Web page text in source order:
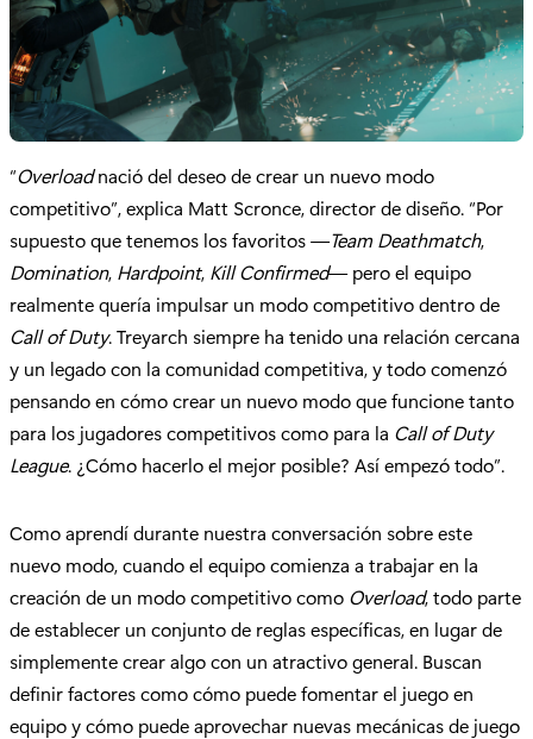
“Overloadnació del deseo de crear un nuevo modo
competitivo”, explica Matt Scronce, director de diseño. “Por
supuesto que tenemos los favoritos —Team Deathmatch,
Domination, Hardpoint, Kill Confirmed— pero el equipo
realmente quería impulsar un modo competitivo dentro de
Call of Duty. Treyarch siempre ha tenido una relación cercana
y un legado con la comunidad competitiva, y todo comenzó
pensando en cómo crear un nuevo modo que funcione tanto
para los jugadores competitivos como para la Call of Duty
League. ¿Cómo hacerlo el mejor posible? Así empezó todo”.
Como aprendí durante nuestra conversación sobre este
nuevo modo, cuando el equipo comienza a trabajar en la
creación de un modo competitivo como Overload, todo parte
de establecer un conjunto de reglas específicas, en lugar de
simplemente crear algo con un atractivo general. Buscan
definir factores como cómo puede fomentar el juego en
equipo y cómo puede aprovechar nuevas mecánicas de juego